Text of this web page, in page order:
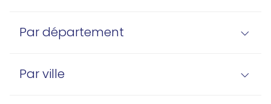
Par département
Par ville